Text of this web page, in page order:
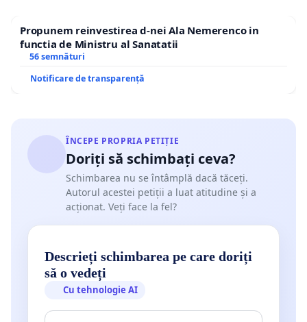
Propunem reinvestirea d-nei Ala Nemerenco in
functia de Ministru al Sanatatii
56 semnături
Notificare de transparență
ÎNCEPE PROPRIA PETIȚIE
Doriți să schimbați ceva?
Schimbarea nu se întâmplă dacă tăceți.
Autorul acestei petiții a luat atitudine și a
acționat. Veți face la fel?
Descrieți schimbarea pe care doriți
să o vedeți
Cu tehnologie AI